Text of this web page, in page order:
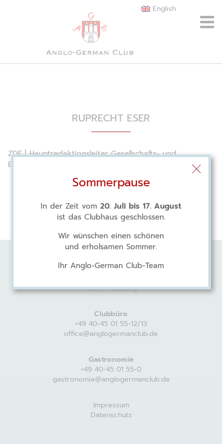
English
RUPRECHT ESER
ZDF | Hauptredaktionsleiter Gesellschafts- und
Bildungspolitik und Moderator
Anglo-German Club
20149 Hamburg
Clubbüro
+49 40-45 01 55-12/13
office@anglogermanclub.de
Gastronomie
+49 40-45 01 55-0
gastronomie@anglogermanclub.de
Impressum
Datenschutz
Sommerpause
In der Zeit vom 20. Juli bis 17. August
ist das Clubhaus geschlossen.
Wir wünschen einen schönen
und erholsamen Sommer.
Ihr Anglo-German Club-Team